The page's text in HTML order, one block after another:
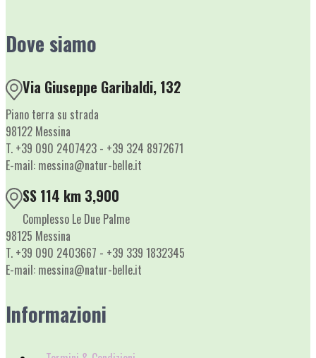
Dove siamo
Via Giuseppe Garibaldi, 132
Piano terra su strada
98122 Messina
T. +39 090 2407423 - +39 324 8972671
E-mail: messina@natur-belle.it
SS 114 km 3,900
Complesso Le Due Palme
98125 Messina
T. +39 090 2403667 - +39 339 1832345
E-mail: messina@natur-belle.it
Informazioni